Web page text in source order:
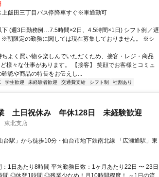
上飯田三丁目バス停降車すぐ※車通勤可
下 (週3日勤務例…7.5時間×2日、4.5時間×1日) シフト例／遅
朝限定の勤務に関しては現在募集しておりません。 ※シ
よく買い物を楽しんでいただくため、接客・レジ・商品
様々な仕事があります。 【接客】 笑顔でお客様とコミュ
認や商品の特長をお伝えし...
学生歓迎 未経験者歓迎 交通費支給 シフト制 社割あり
土日祝休み 年休128日 未経験歓迎
東北支店
台駅」から徒歩10分・仙台市地下鉄南北線 「広瀬通駅」東
1日あたり8時間 平均勤務日数：1ヶ月あたり22日 〜 23日
◎休憩1時間 ◎残業少なめ！月10時間程度！ ～1日の流